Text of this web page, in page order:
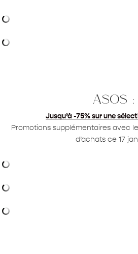
asos :
Jusqu’à -75% sur une
Promotions supplémentaires avec
d’achats ce 17